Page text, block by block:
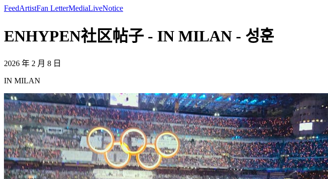
FeedArtistFan LetterMediaLiveNotice
ENHYPEN社区帖子 - IN MILAN - 성훈
2026 年 2 月 8 日
IN MILAN